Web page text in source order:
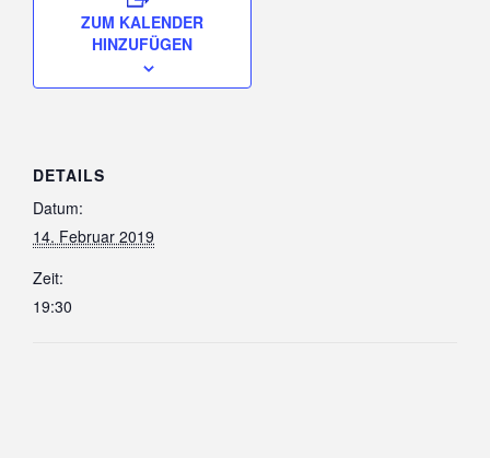
ZUM KALENDER
HINZUFÜGEN
DETAILS
Datum:
14. Februar 2019
Zeit:
19:30